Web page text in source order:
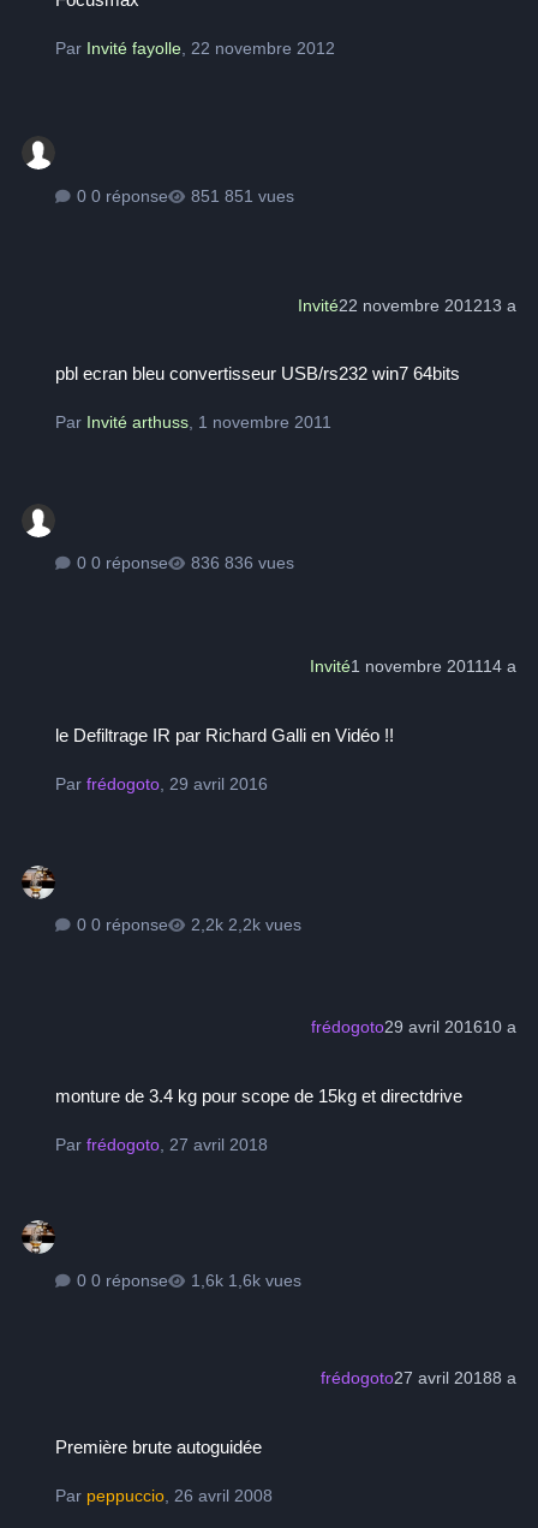
Par Invité fayolle 22 novembre 2012
0 réponse 851 vues
Invité22 novembre 201213 a
pbl ecran bleu convertisseur USB/rs232 win7 64bits
Par Invité arthuss 1 novembre 2011
0 réponse 836 vues
Invité1 novembre 201114 a
le Defiltrage IR par Richard Galli en Vidéo !!
Parfrédogoto 29 avril 2016
0 réponse 2,2k vues
frédogoto29 avril 201610 a
monture de 3.4 kg pour scope de 15kg et directdrive
Parfrédogoto 27 avril 2018
0 réponse 1,6k vues
frédogoto27 avril 20188 a
Première brute autoguidée
Par peppuccio 26 avril 2008